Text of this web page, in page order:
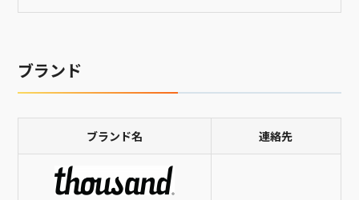
ブランド
ブランド名 連絡先